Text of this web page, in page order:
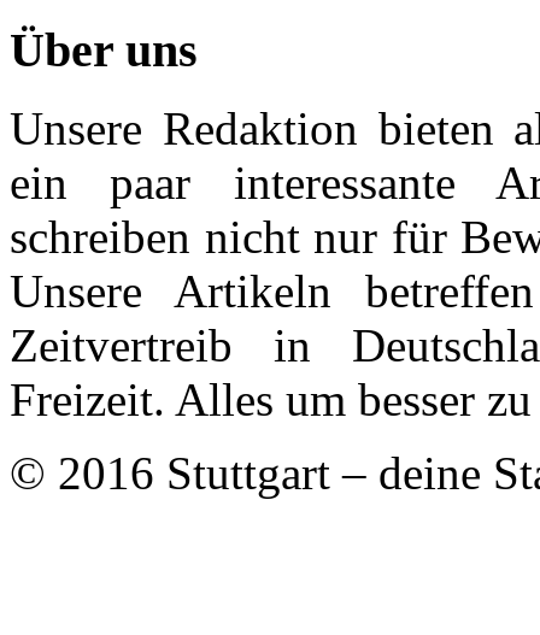
Über uns
Unsere Redaktion bieten
ein paar interessante
schreiben nicht nur für
Unsere Artikeln
Zeitvertreib in
Freizeit. Alles um besser
© 2016 Stuttgart – deine